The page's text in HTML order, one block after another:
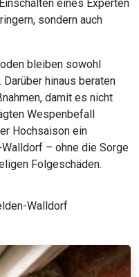
eines Experten
sondern auch
bleiben sowohl
hinaus beraten
damit es nicht
Wespenbefall
Hochsaison ein
– ohne die Sorge
Folgeschäden.